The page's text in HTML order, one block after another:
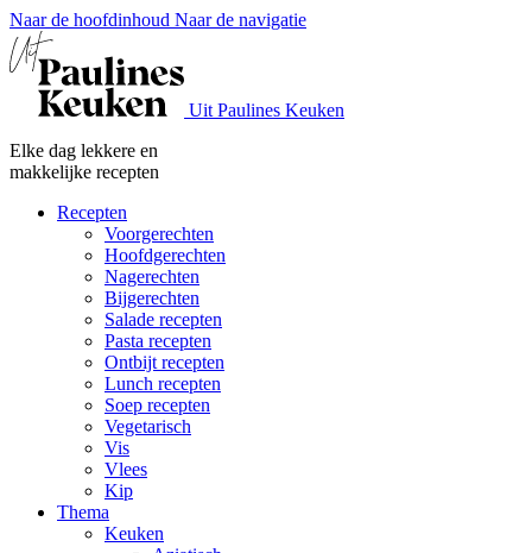
Naar de hoofdinhoud Naar de navigatie
Uit Paulines Keuken
Elke dag lekkere en
makkelijke recepten
Recepten
Voorgerechten
Hoofdgerechten
Nagerechten
Bijgerechten
Salade recepten
Pasta recepten
Ontbijt recepten
Lunch recepten
Soep recepten
Vegetarisch
Vis
Vlees
Kip
Thema
Keuken